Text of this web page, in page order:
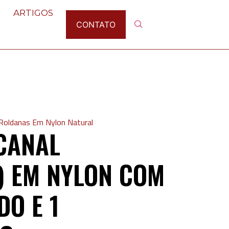
ARTIGOS
CONTATO
Em Nylon Natural
NYLON COM
E 1